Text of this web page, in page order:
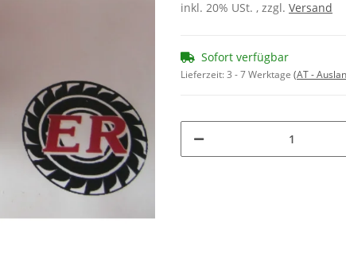
inkl. 20% USt. , zzgl. Versand
Sofort verfügbar
Lieferzeit:3 - 7 Werktage (AT -